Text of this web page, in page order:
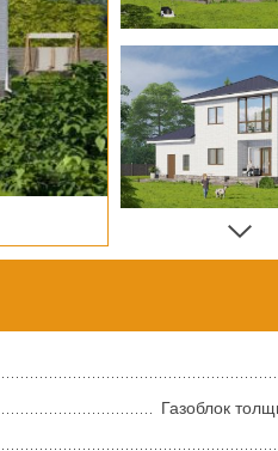
Газоблок